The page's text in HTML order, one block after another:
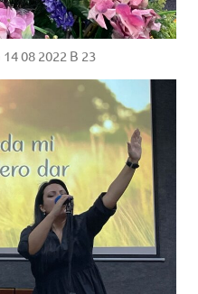
08 2022 B 23